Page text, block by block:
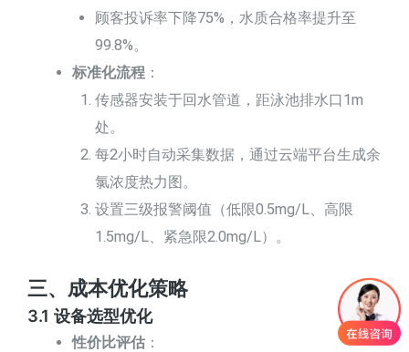
顾客投诉率下降75%，水质合格率提升至
99.8%。
标准化流程 ：
传感器安装于回水管道，距泳池排水口1m
处。
每2小时自动采集数据，通过云端平台生成余
氯浓度热力图。
设置三级报警阈值（低限0.5mg/L、高限
1.5mg/L、紧急限2.0mg/L）。
三、成本优化策略
3.1 设备选型优化
性价比评估 ：